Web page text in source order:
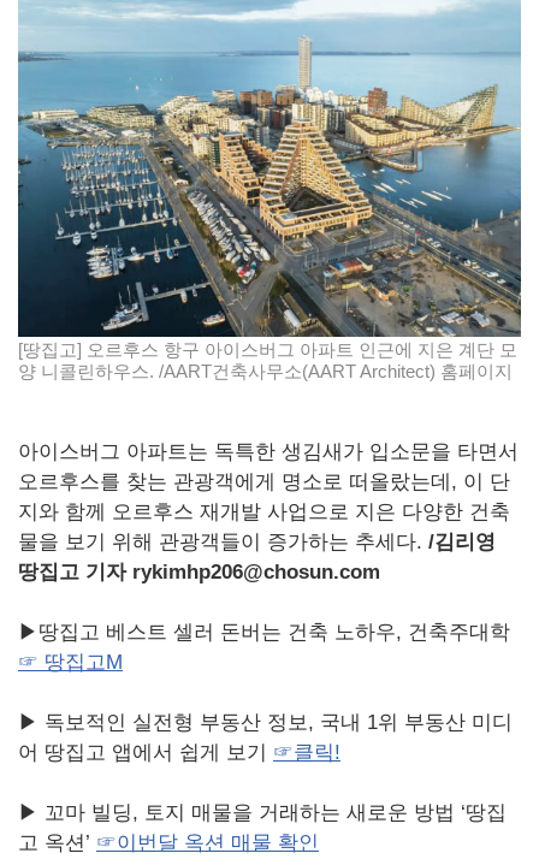
[땅집고] 오르후스 항구 아이스버그 아파트 인근에 지은 계단 모
양 니콜린하우스. /AART건축사무소(AART Architect) 홈페이지
아이스버그 아파트는 독특한 생김새가 입소문을 타면서
오르후스를 찾는 관광객에게 명소로 떠올랐는데, 이 단
지와 함께 오르후스 재개발 사업으로 지은 다양한 건축
물을 보기 위해 관광객들이 증가하는 추세다. /김리영
땅집고 기자 rykimhp206@chosun.com
▶땅집고 베스트 셀러 돈버는 건축 노하우, 건축주대학
☞ 땅집고M
▶ 독보적인 실전형 부동산 정보, 국내 1위 부동산 미디
어 땅집고 앱에서 쉽게 보기 ☞클릭!
▶ 꼬마 빌딩, 토지 매물을 거래하는 새로운 방법 ‘땅집
고 옥션’ ☞이번달 옥션 매물 확인